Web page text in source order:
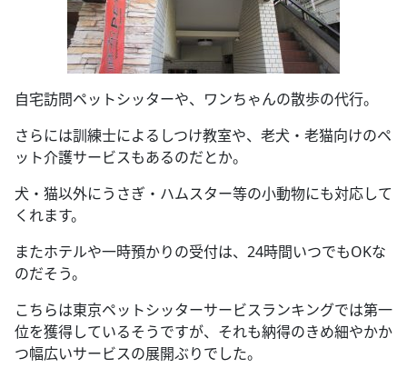
自宅訪問ペットシッターや、ワンちゃんの散歩の代行。
さらには訓練士によるしつけ教室や、老犬・老猫向けのペ
ット介護サービスもあるのだとか。
犬・猫以外にうさぎ・ハムスター等の小動物にも対応して
くれます。
またホテルや一時預かりの受付は、24時間いつでもOKな
のだそう。
こちらは東京ペットシッターサービスランキングでは第一
位を獲得しているそうですが、それも納得のきめ細やかか
つ幅広いサービスの展開ぶりでした。